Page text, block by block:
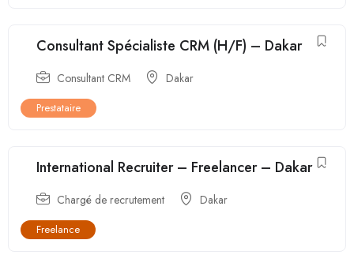
Consultant Spécialiste CRM (H/F) – Dakar
Consultant CRM Dakar
Prestataire
International Recruiter – Freelancer – Dakar
Chargé de recrutement Dakar
Freelance